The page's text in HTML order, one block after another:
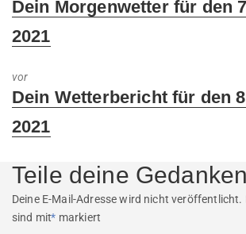
Dein Morgenwetter für den
2021
vor
Next
Dein Wetterbericht für den
2021
Teile deine Gedanken
Deine E-Mail-Adresse wird nicht veröffentlicht.
sind mit* markiert